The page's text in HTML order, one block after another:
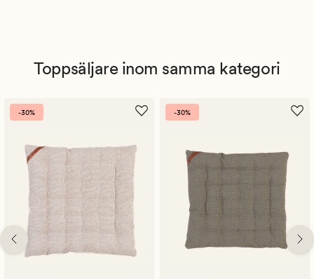
Toppsäljare inom samma kategori
-30% -30%